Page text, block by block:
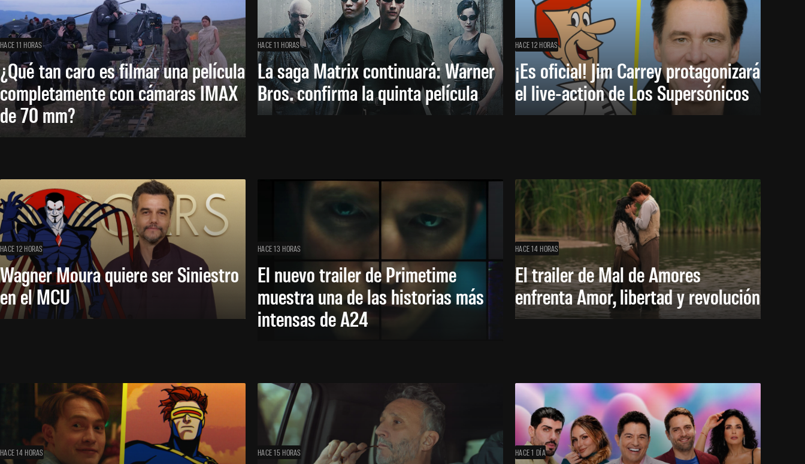
HACE 11 HORAS
¿Qué tan caro es filmar una película
completamente con cámaras IMAX
de 70 mm?
HACE 11 HORAS
La saga Matrix continuará: Warner
Bros. confirma la quinta película
HACE 12 HORAS
¡Es oficial! Jim Carrey protagonizará
el live-action de Los Supersónicos
HACE 12 HORAS
Wagner Moura quiere ser Siniestro
en el MCU
HACE 13 HORAS
El nuevo trailer de Primetime
muestra una de las historias más
intensas de A24
HACE 14 HORAS
El trailer de Mal de Amores
enfrenta Amor, libertad y revolución
HACE 14 HORAS HACE 15 HORAS HACE 1 DÍA